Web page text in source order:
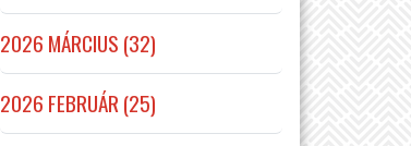
2026 MÁRCIUS (32)
2026 FEBRUÁR (25)